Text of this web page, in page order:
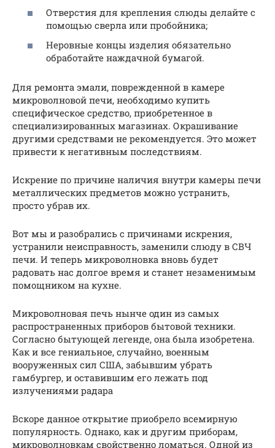
Отверстия для крепления слюды делайте с
помощью сверла или пробойника;
Неровные концы изделия обязательно
обработайте наждачной бумагой.
Для ремонта эмали, поврежденной в камере
микроволновой печи, необходимо купить
специфическое средство, приобретенное в
специализированных магазинах. Окрашивание
другими средствами не рекомендуется. Это может
привести к негативным последствиям.
Искрение по причине наличия внутри камеры печи
металлических предметов можно устранить,
просто убрав их.
Вот мы и разобрались с причинами искрения,
устранили неисправность, заменили слюду в СВЧ
печи. И теперь микроволновка вновь будет
радовать нас долгое время и станет незаменимым
помощником на кухне.
Микроволновая печь нынче один из самых
распространенных приборов бытовой техники.
Согласно бытующей легенде, она была изобретена.
Как и все гениальное, случайно, военным
вооруженных сил США, забывшим убрать
гамбургер, и оставившим его лежать под
излучениями радара
Вскоре данное открытие приобрело всемирную
популярность. Однако, как и другим приборам,
микроволновкам свойственно ломаться. Одной из